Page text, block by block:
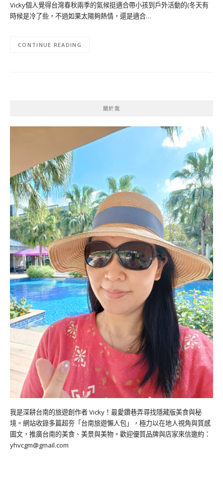
Vicky個人覺得台灣春秋兩季的氣候挺適合帶小孩到戶外活動的(冬天有
時候是冷了些，不過如果太陽夠熱情，還是適合…
CONTINUE READING
關於我
我是深耕台南的旅遊創作者 Vicky！最愛鑽巷弄尋找隱藏版美食與秘
境。網站收錄多篇超夯「台南旅遊懶人包」，極力以在地人視角與質感
圖文，推廣台南的美食、美景與美物。歡迎優質品牌與店家來信邀約：
yhvcgm@gmail.com